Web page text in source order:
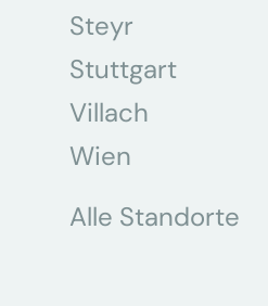
Steyr
Stuttgart
Villach
Wien
Alle Standorte